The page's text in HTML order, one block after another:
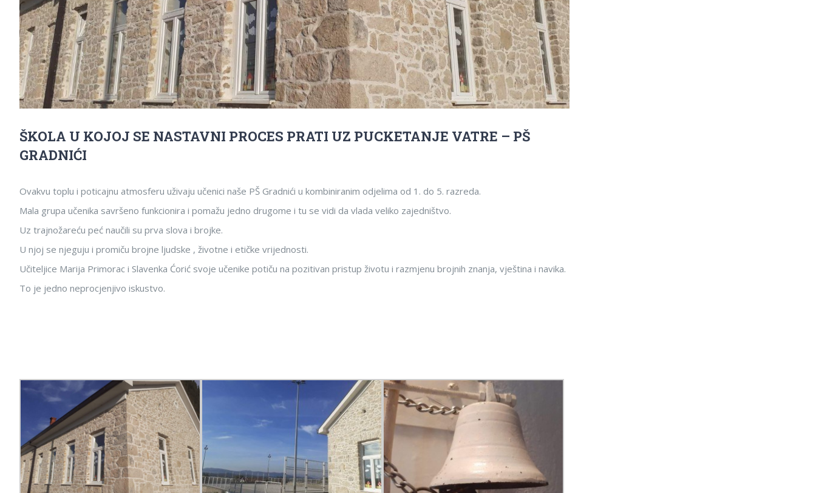
ŠKOLA U KOJOJ SE NASTAVNI PROCES PRATI UZ PUCKETANJE VATRE – PŠ
GRADNIĆI
Ovakvu toplu i poticajnu atmosferu uživaju učenici naše PŠ Gradnići u kombiniranim odjelima od 1. do 5. razreda.
Mala grupa učenika savršeno funkcionira i pomažu jedno drugome i tu se vidi da vlada veliko zajedništvo.
Uz trajnožareću peć naučili su prva slova i brojke.
U njoj se njeguju i promiču brojne ljudske , životne i etičke vrijednosti.
Učiteljice Marija Primorac i Slavenka Ćorić svoje učenike potiču na pozitivan pristup životu i razmjenu brojnih znanja, vještina i navika.
To je jedno neprocjenjivo iskustvo.